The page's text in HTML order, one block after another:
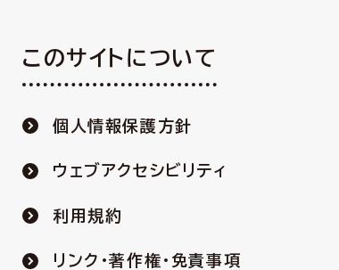
このサイトについて
個人情報保護方針
ウェブアクセシビリティ
利用規約
リンク・著作権・免責事項